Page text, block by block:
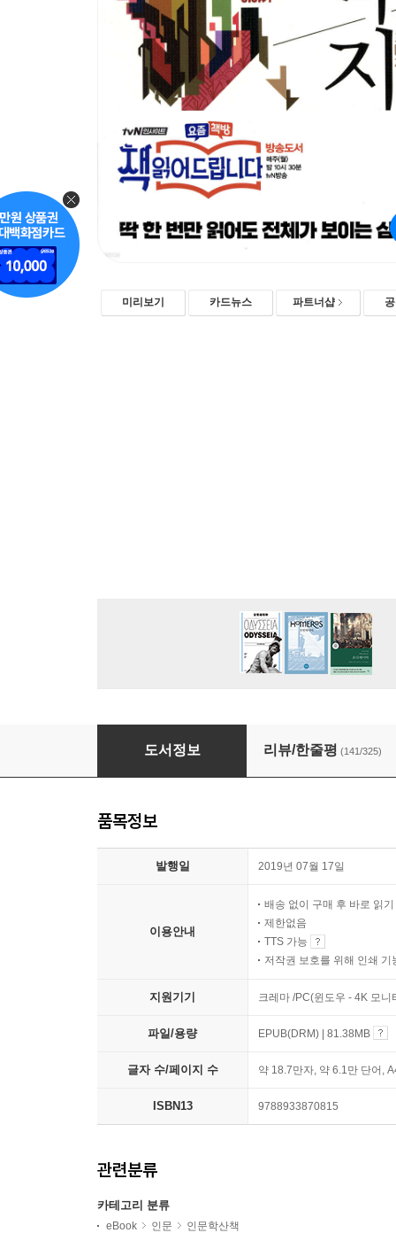
미리보기 카드뉴스 파트너샵
설민석의 삼국지 1
도서정보 리뷰/한줄평 (141/325)
품목정보
발행일 2019년 07월 17일
이용안내
배송 없이 구매 후 바로 읽기
제한없음
TTS 가능
저작권 보호를 위해 인쇄 기
지원기기 크레마 /PC(윈도우 - 4K 모
파일/용량 EPUB(DRM) | 81.38MB
글자 수/페이지 수 약 18.7만자, 약 6.1만 단어,
ISBN13 9788933870815
관련분류
카테고리 분류
eBook 인문 인문학산책